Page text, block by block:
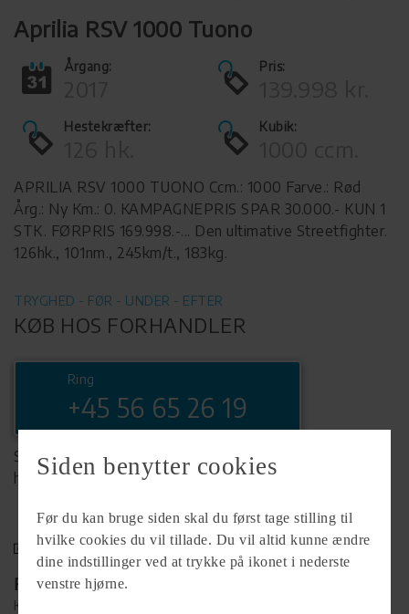
Aprilia RSV 1000 Tuono
Årgang: Pris:
Hestekræfter: Kubik:
APRILIA RSV 1000 TUONO Ccm.: 1000 Farve.: Rød
Årg.: Ny Km.: 0. KAMPAGNEPRIS SPAR 30.000.- KUN 1
STK. FØRPRIS 169.998.-... Den ultimative Streetfighter.
126hk., 101nm., 245km/t., 183kg.
TRYGHED - FØR - UNDER - EFTER
KØB HOS FORHANDLER
Ring
+45 56 65 26 19
Se komplet info på forhandlerens
hjemmeside
Forhandler
Køge MC
Siden benytter cookies
Før du kan bruge siden skal du først tage stilling til
hvilke cookies du vil tillade. Du vil altid kunne ændre
dine indstillinger ved at trykke på ikonet i nederste
venstre hjørne.